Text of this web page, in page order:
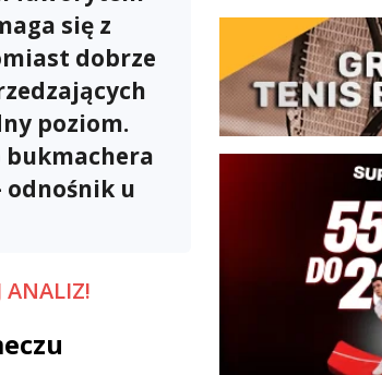
się z
dobrze
poziom.
odnośnik u
ANALIZ!